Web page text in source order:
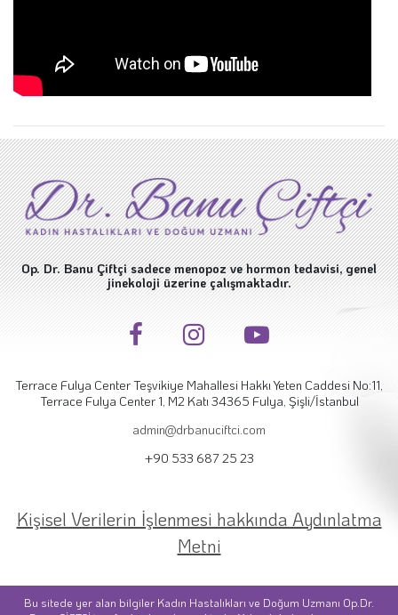
Op. Dr. Banu Çiftçi sadece menopoz ve hormon tedavisi, genel
jinekoloji üzerine çalışmaktadır.
Terrace Fulya Center Teşvikiye Mahallesi Hakkı Yeten Caddesi No:11,
Terrace Fulya Center 1, M2 Katı 34365 Fulya, Şişli/İstanbul
admin@drbanuciftci.com
+90 533 687 25 23
Kişisel Verilerin İşlenmesi hakkında Aydınlatma
Metni
Bu sitede yer alan bilgiler Kadın Hastalıkları ve Doğum Uzmanı Op.Dr.